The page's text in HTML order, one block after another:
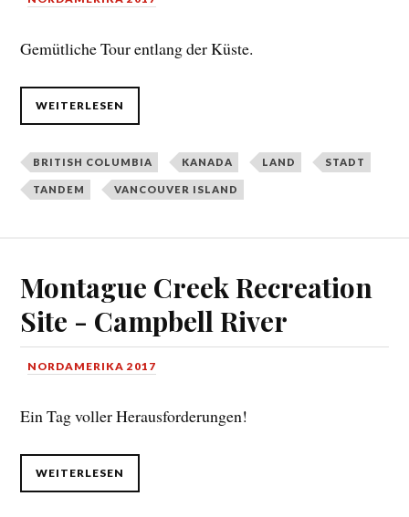
Gemütliche Tour entlang der Küste.
WEITERLESEN
BRITISH COLUMBIA KANADA LAND STADT
TANDEM VANCOUVER ISLAND
Montague Creek Recreation
Site - Campbell River
NORDAMERIKA 2017
Ein Tag voller Herausforderungen!
WEITERLESEN